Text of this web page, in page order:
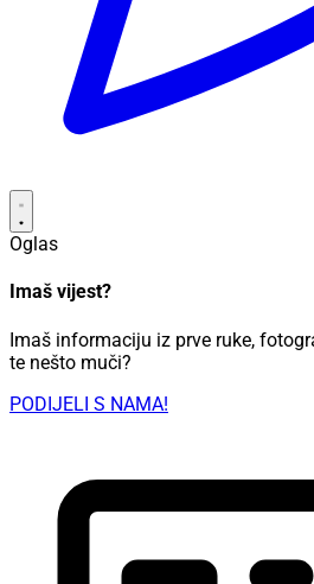
Oglas
Imaš vijest?
Imaš informaciju iz prve ruke,
te nešto muči?
PODIJELI S NAMA!